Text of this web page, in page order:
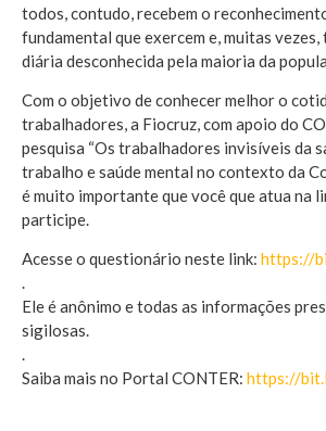
todos, contudo, recebem o
fundamental que exercem e, muitas vezes,
diária desconhecida pela maioria da
Com o objetivo de conhecer melhor o
trabalhadores, a Fiocruz, com apoio do
pesquisa “Os trabalhadores invisíveis da
trabalho e saúde mental no contexto da
é muito importante que você que atua na
participe.
Acesse o questionário neste link: https://
.
Ele é anônimo e todas as informações
sigilosas.
.
Saiba mais no Portal CONTER: https://